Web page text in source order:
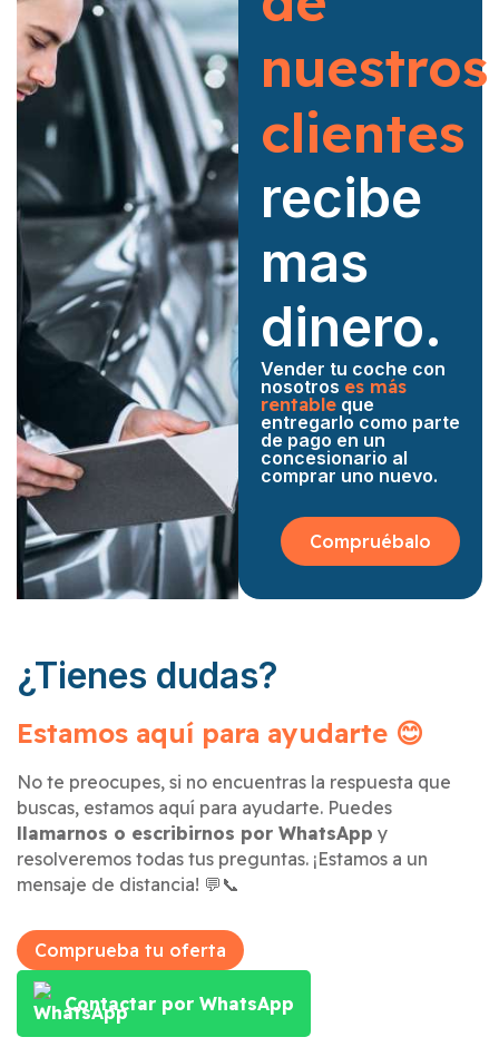
nuestros
clientes
recibe
mas
dinero.
Vender tu coche con
nosotros es más
rentableque
entregarlo como parte
de pago en un
concesionario al
comprar uno nuevo.
Compruébalo
¿Tienes dudas?
Estamos aquí para ayudarte 😊
No te preocupes, si no encuentras la respuesta que
buscas, estamos aquí para ayudarte. Puedes
llamarnos o escribirnos por WhatsApp y
resolveremos todas tus preguntas. ¡Estamos a un
mensaje de distancia! 💬📞
Comprueba tu oferta
Contactar por WhatsApp